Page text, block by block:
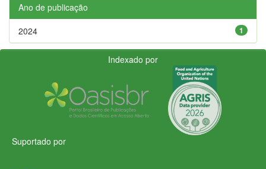
Ano de publicação
1
2024
Indexado por
Suportado por